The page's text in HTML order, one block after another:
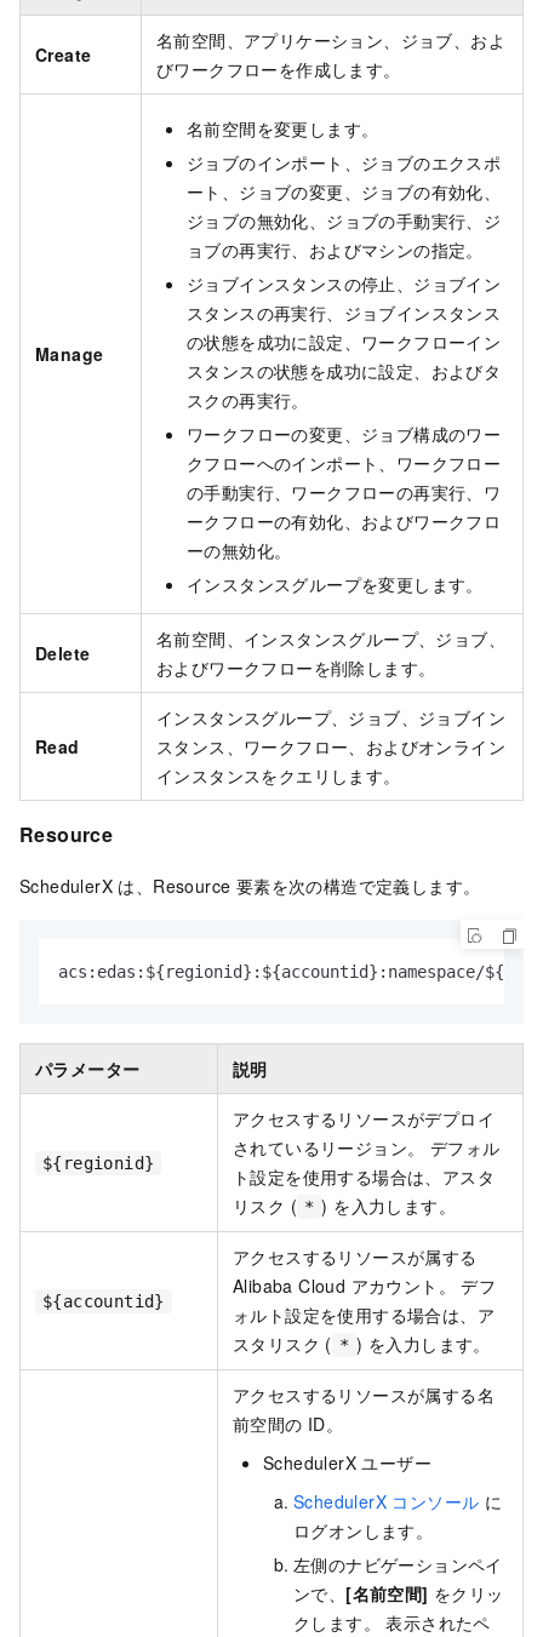
Create
名前空間、アプリケーション、ジョブ、およ
びワークフローを作成します。
Manage
名前空間を変更します。
ジョブのインポート、ジョブのエクスポ
ート、ジョブの変更、ジョブの有効化、
ジョブの無効化、ジョブの手動実行、ジ
ョブの再実行、およびマシンの指定。
ジョブインスタンスの停止、ジョブイン
スタンスの再実行、ジョブインスタンス
の状態を成功に設定、ワークフローイン
スタンスの状態を成功に設定、およびタ
スクの再実行。
ワークフローの変更、ジョブ構成のワー
クフローへのインポート、ワークフロー
の手動実行、ワークフローの再実行、ワ
ークフローの有効化、およびワークフロ
ーの無効化。
インスタンスグループを変更します。
Delete
名前空間、インスタンスグループ、ジョブ、
およびワークフローを削除します。
Read
インスタンスグループ、ジョブ、ジョブイン
スタンス、ワークフロー、およびオンライン
インスタンスをクエリします。
Resource
SchedulerX は、Resource 要素を次の構造で定義します。
acs : edas : ${regionid} : ${accountid} : namespace/${
パラメーター 説明
${regionid}
アクセスするリソースがデプロイ
されているリージョン。 デフォル
ト設定を使用する場合は、アスタ
リスク ( * ) を入力します。
${accountid}
アクセスするリソースが属する
Alibaba Cloud アカウント。 デフ
ォルト設定を使用する場合は、ア
スタリスク ( * ) を入力します。
アクセスするリソースが属する名
前空間の ID。
SchedulerX ユーザー
SchedulerX コンソール に
ログオンします。
左側のナビゲーションペイ
ンで、 [名前空間] をクリッ
クします。 表示されたペ